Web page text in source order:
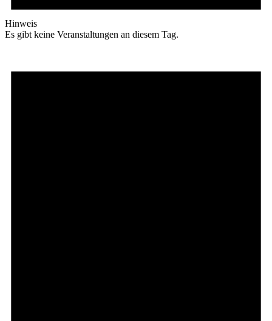
Hinweis
Es gibt keine Veranstaltungen an diesem Tag.